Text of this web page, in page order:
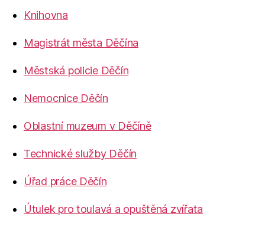
Knihovna
Magistrát města Děčína
Městská policie Děčín
Nemocnice Děčín
Oblastní muzeum v Děčíně
Technické služby Děčín
Úřad práce Děčín
Útulek pro toulavá a opuštěná zvířata